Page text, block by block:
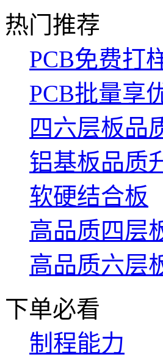
热门推荐
PCB免费打
PCB批量享
四六层板品
铝基板品质
软硬结合板
高品质四层
高品质六层
下单必看
制程能力